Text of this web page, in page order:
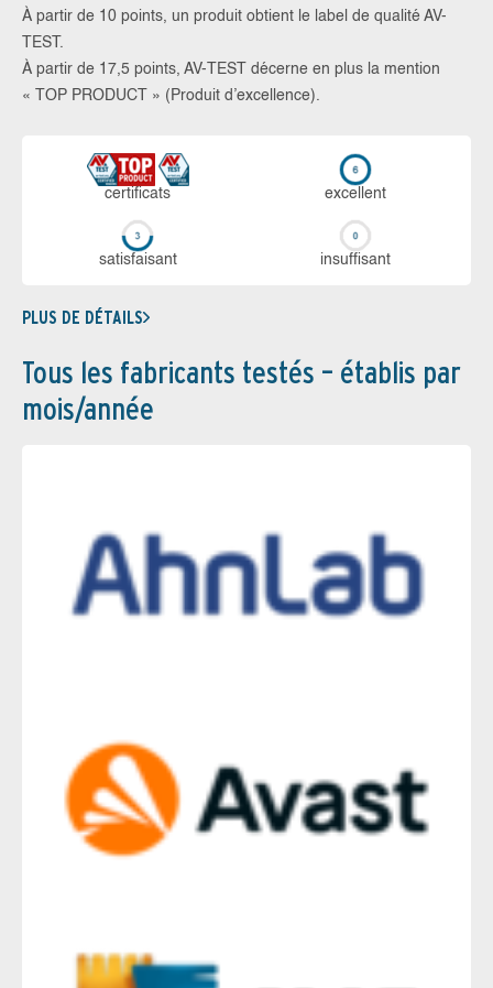
À partir de 10 points, un produit obtient le label de qualité AV-
TEST.
À partir de 17,5 points, AV-TEST décerne en plus la mention
« TOP PRODUCT » (Produit d’excellence).
certi­ficats ex­cellent
sa­tis­fai­sant in­suf­fi­sant
PLUS DE DÉTAILS
Tous les fabricants testés – établis par
mois/année